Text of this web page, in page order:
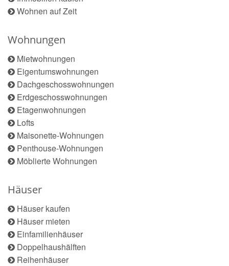
Wohnen auf Zeit
Wohnungen
Mietwohnungen
Eigentumswohnungen
Dachgeschosswohnungen
Erdgeschosswohnungen
Etagenwohnungen
Lofts
Maisonette-Wohnungen
Penthouse-Wohnungen
Möblierte Wohnungen
Häuser
Häuser kaufen
Häuser mieten
Einfamilienhäuser
Doppelhaushälften
Reihenhäuser